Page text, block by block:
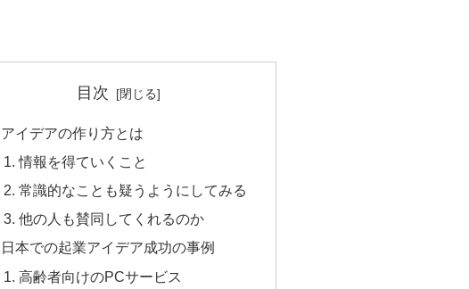
目次
アイデアの作り方とは
情報を得ていくこと
常識的なことも疑うようにしてみる
他の人も賛同してくれるのか
日本での起業アイデア成功の事例
高齢者向けのPCサービス